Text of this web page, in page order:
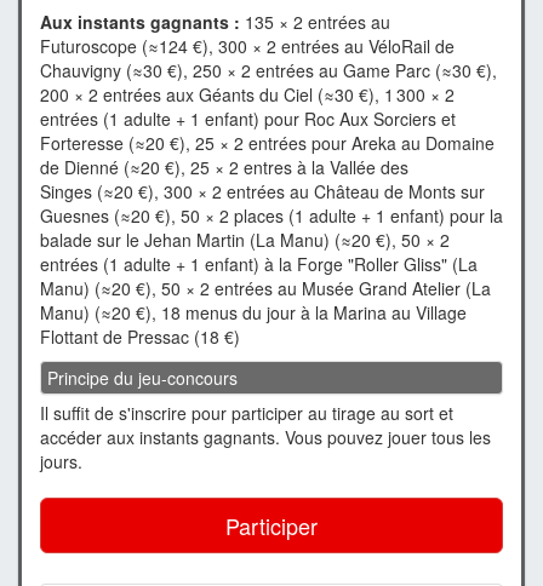
Aux instants gagnants : 135 × 2 entrées au
Futuroscope (≈124 €), 300 × 2 entrées au VéloRail de
Chauvigny (≈30 €), 250 × 2 entrées au Game Parc (≈30 €),
200 × 2 entrées aux Géants du Ciel (≈30 €), 1 300 × 2
entrées (1 adulte + 1 enfant) pour Roc Aux Sorciers et
Forteresse (≈20 €), 25 × 2 entrées pour Areka au Domaine
de Dienné (≈20 €), 25 × 2 entres à la Vallée des
Singes (≈20 €), 300 × 2 entrées au Château de Monts sur
Guesnes (≈20 €), 50 × 2 places (1 adulte + 1 enfant) pour la
balade sur le Jehan Martin (La Manu) (≈20 €), 50 × 2
entrées (1 adulte + 1 enfant) à la Forge "Roller Gliss" (La
Manu) (≈20 €), 50 × 2 entrées au Musée Grand Atelier (La
Manu) (≈20 €), 18 menus du jour à la Marina au Village
Flottant de Pressac (18 €)
Principe du jeu-concours
Il suffit de s'inscrire pour participer au tirage au sort et
accéder aux instants gagnants. Vous pouvez jouer tous les
jours.
Participer